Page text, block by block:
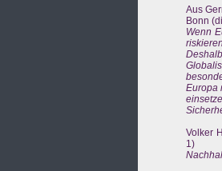
Aus
Bonn
Wenn
Europa
Volker
1)